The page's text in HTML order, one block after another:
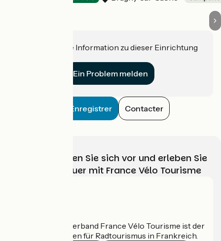
Haben Sie eine Information zu dieser Einrichtung
Ein Problem melden
Enregistrer Contacter
Wählen, bereiten Sie sich vor und erleben Sie
Ihr Radabenteuer mit France Vélo Tourisme
Der nationale Verband France Vélo Tourisme ist der
offizielle Leitfaden für Radtourismus in Frankreich.